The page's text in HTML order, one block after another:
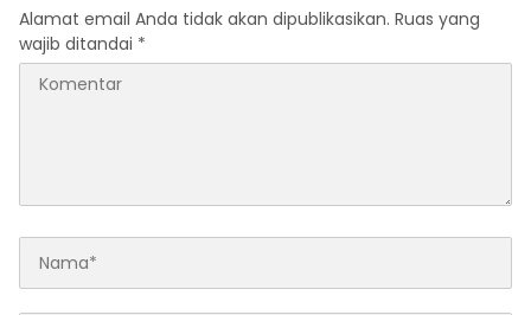
Alamat email Anda tidak akan dipublikasikan. Ruas yang
wajib ditandai *